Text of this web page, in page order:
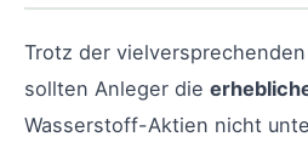
Trotz der
sollten Anleger die
Wasserstoff-Aktien nicht